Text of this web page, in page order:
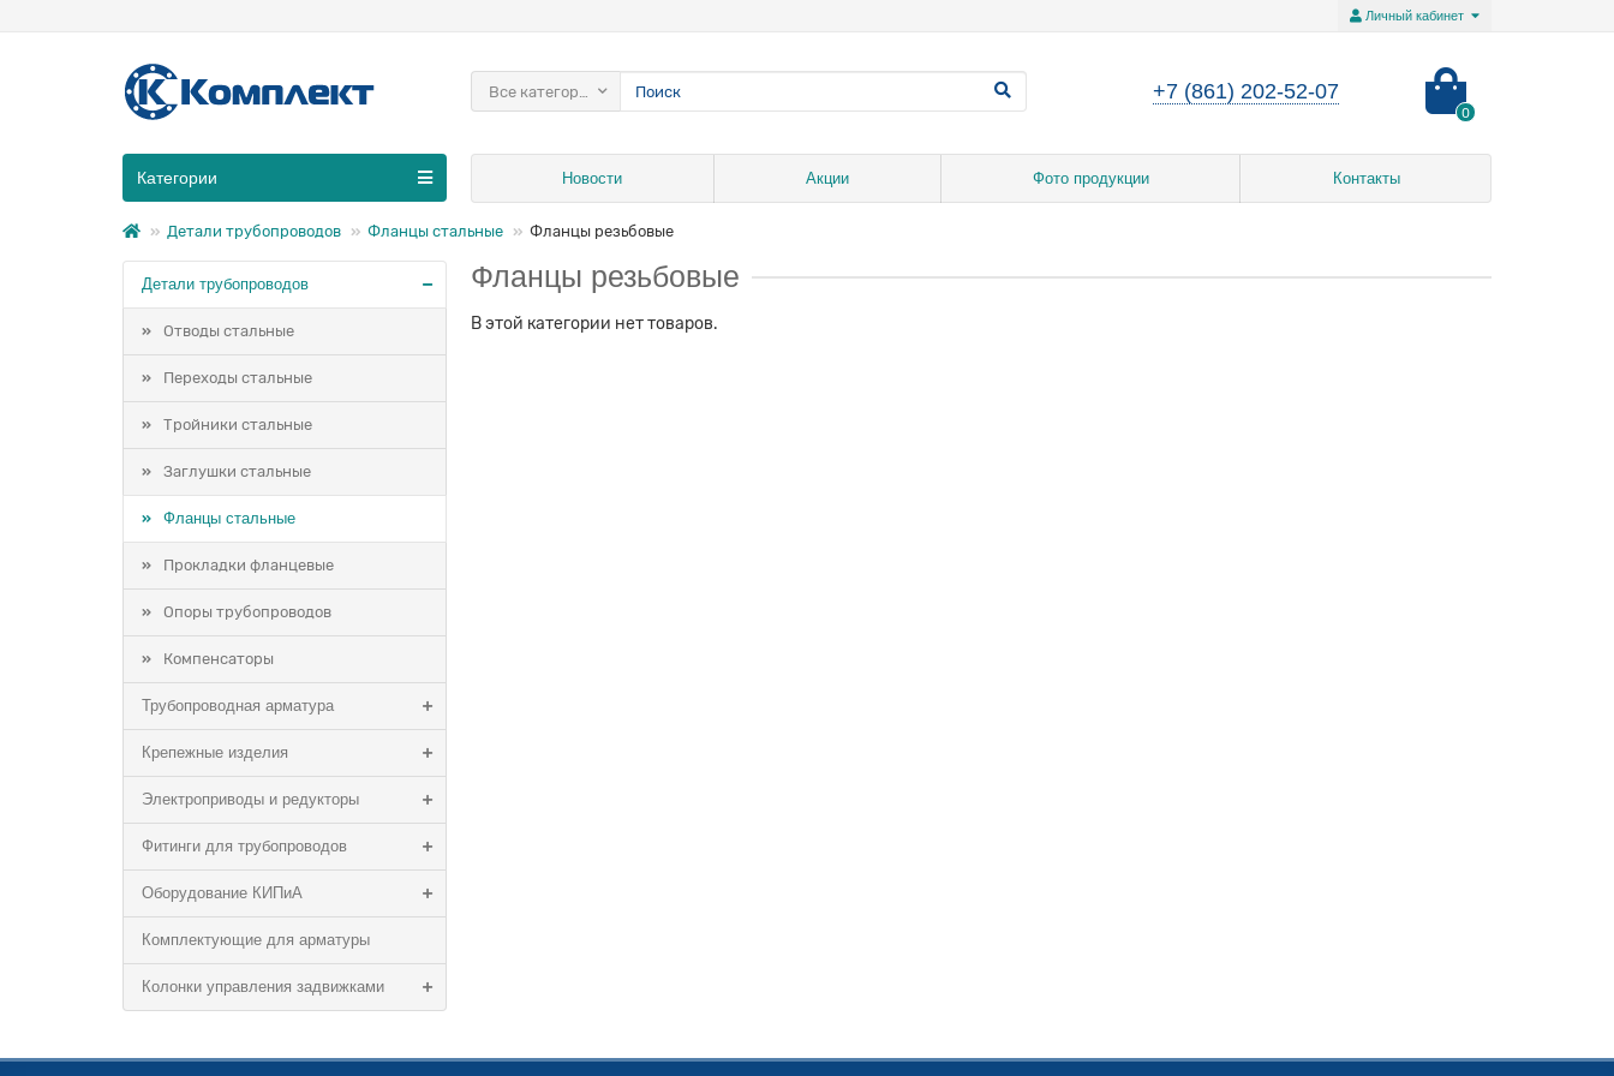
Личный кабинет
+7 (861) 202-52-07
0
Все категории
Категории Новости Акции Фото продукции Контакты
Детали трубопроводов Фланцы стальные Фланцы резьбовые
Детали трубопроводов
Отводы стальные
Переходы стальные
Тройники стальные
Заглушки стальные
Фланцы стальные
Прокладки фланцевые
Опоры трубопроводов
Компенсаторы
Трубопроводная арматура
Крепежные изделия
Электроприводы и редукторы
Фитинги для трубопроводов
Оборудование КИПиА
Комплектующие для арматуры
Колонки управления задвижками
Фланцы резьбовые
В этой категории нет товаров.